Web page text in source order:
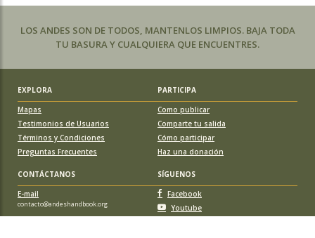
LOS ANDES SON DE TODOS, MANTENLOS LIMPIOS. BAJA TODA
TU BASURA Y CUALQUIERA QUE ENCUENTRES.
EXPLORA
PARTICIPA
Mapas
Testimonios de Usuarios
Términos y Condiciones
Preguntas Frecuentes
Como publicar
Comparte tu salida
Cómo participar
Haz una donación
CONTÁCTANOS
SÍGUENOS
E-mail
contacto@andeshandbook.org
Facebook
Youtube